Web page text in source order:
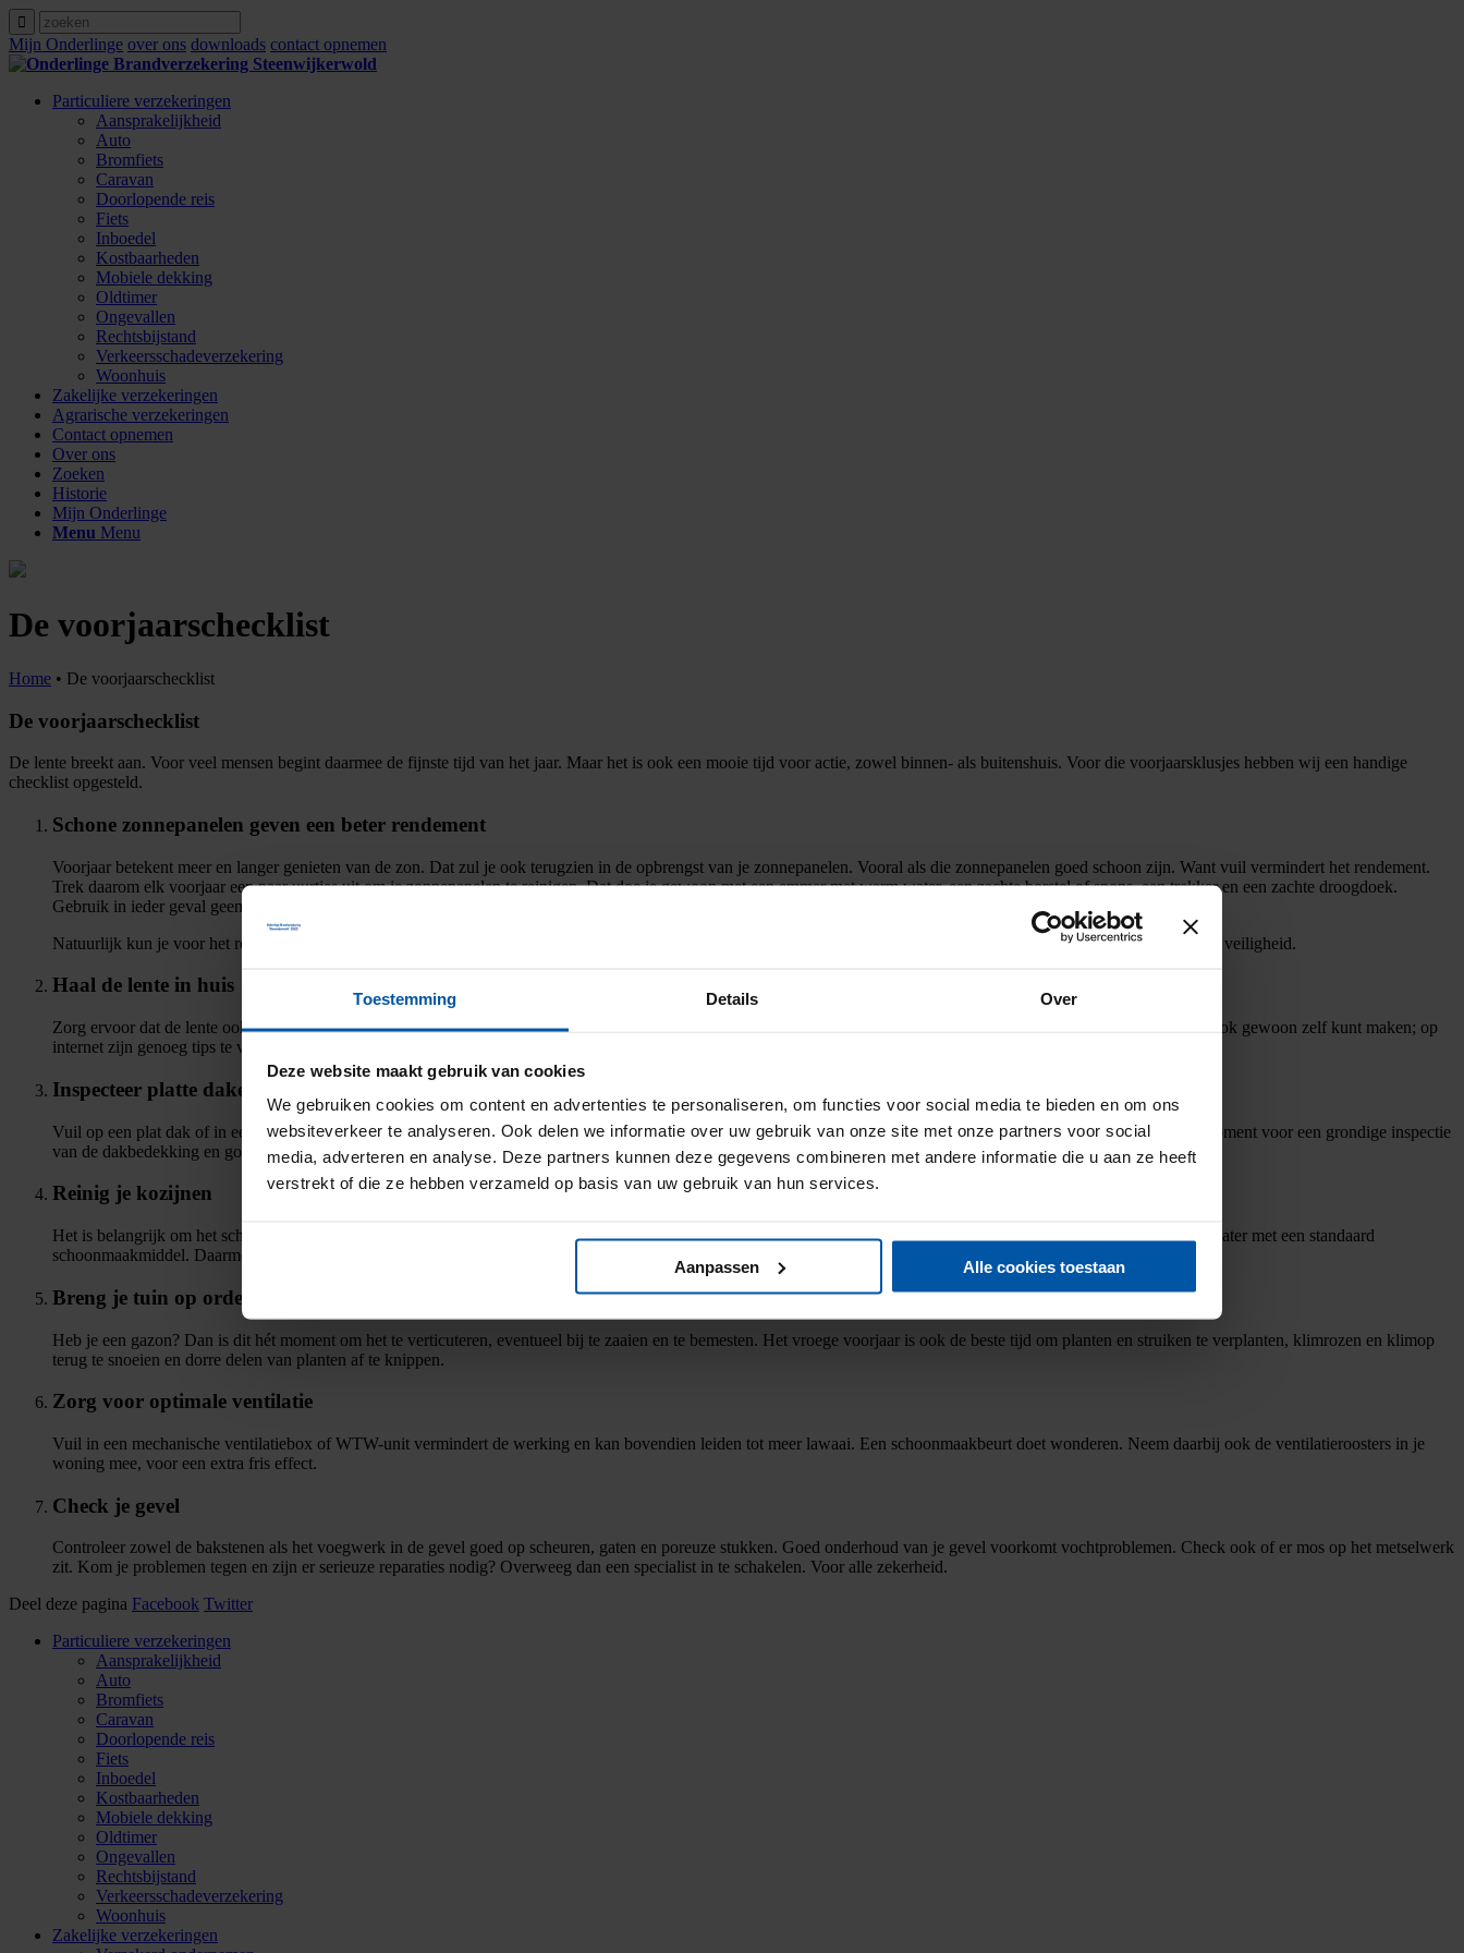
Toestemming Details Over
Deze website maakt gebruik van cookies
We gebruiken cookies om content en advertenties te personaliseren, om functies voor social media te bieden en om ons
websiteverkeer te analyseren. Ook delen we informatie over uw gebruik van onze site met onze partners voor social
media, adverteren en analyse. Deze partners kunnen deze gegevens combineren met andere informatie die u aan ze heeft
verstrekt of die ze hebben verzameld op basis van uw gebruik van hun services.
Aanpassen Alle cookies toestaan
Mijn Onderlinge over ons downloads contact opnemen
Particuliere verzekeringen
Aansprakelijkheid
Auto
Bromfiets
Caravan
Doorlopende reis
Fiets
Inboedel
Kostbaarheden
Mobiele dekking
Oldtimer
Ongevallen
Rechtsbijstand
Verkeersschadeverzekering
Woonhuis
Zakelijke verzekeringen
Agrarische verzekeringen
Contact opnemen
Over ons
Zoeken
Historie
Mijn Onderlinge
Menu Menu
De voorjaarschecklist
Home • De voorjaarschecklist
De voorjaarschecklist
De lente breekt aan. Voor veel mensen begint daarmee de fijnste tijd van het jaar. Maar het is ook een mooie tijd voor actie, zowel binnen- als buitenshuis. Voor die voorjaarsklusjes hebben wij een handige
checklist opgesteld.
Schone zonnepanelen geven een beter rendement
Voorjaar betekent meer en langer genieten van de zon. Dat zul je ook terugzien in de opbrengst van je zonnepanelen. Vooral als die zonnepanelen goed schoon zijn. Want vuil vermindert het rendement.
Trek daarom elk voorjaar een paar uurtjes uit om je zonnepanelen te reinigen. Dat doe je gewoon met een emmer met warm water, een zachte borstel of spons, een trekker en een zachte droogdoek.
Gebruik in ieder geval geen schuurspons, harde borstel, hogedrukspuit of schoonmaakmiddelen, want daardoor kunnen je zonnepanelen beschadigd raken.
Natuurlijk kun je voor het reinigen van je zonnepanelen ook een gespecialiseerd bedrijf inschakelen. Wel zo veilig en makkelijk. We raden dit zeker aan met het oog op de veiligheid.
Haal de lente in huis
Zorg ervoor dat de lente ook binnenshuis voelbaar is. Haal bijvoorbeeld bloemen of bloeiende planten in huis. Maak Pasen extra feestelijk met kleurige decoraties (die je ook gewoon zelf kunt maken; op
internet zijn genoeg tips te vinden). En vrolijk je sierkussens op met katoenen of linnen slopen in frisse lentekleuren.
Inspecteer platte daken en dakgoten
Vuil op een plat dak of in een dakgoot kan leiden tot verstoppingen, die vervolgens op hun beurt lekkages kunnen veroorzaken. Het begin van het voorjaar is een mooi moment voor een grondige inspectie
van de dakbedekking en goten. Maak ze schoon als het nodig is, dat kan veel narigheid schelen.
Reinig je kozijnen
Het is belangrijk om het schilderwerk van je kozijnen goed te controleren en te onderhouden. Geef ze een grondige schoonmaakbeurt, met een zachte vochtige spons en water met een standaard
schoonmaakmiddel. Daarmee bevorder je de levensduur van het schilderwerk. Check meteen of het kitwerk nog in goede staat is.
Breng je tuin op orde
Heb je een gazon? Dan is dit hét moment om het te verticuteren, eventueel bij te zaaien en te bemesten. Het vroege voorjaar is ook de beste tijd om planten en struiken te verplanten, klimrozen en klimop
terug te snoeien en dorre delen van planten af te knippen.
Zorg voor optimale ventilatie
Vuil in een mechanische ventilatiebox of WTW-unit vermindert de werking en kan bovendien leiden tot meer lawaai. Een schoonmaakbeurt doet wonderen. Neem daarbij ook de ventilatieroosters in je
woning mee, voor een extra fris effect.
Check je gevel
Controleer zowel de bakstenen als het voegwerk in de gevel goed op scheuren, gaten en poreuze stukken. Goed onderhoud van je gevel voorkomt vochtproblemen. Check ook of er mos op het metselwerk
zit. Kom je problemen tegen en zijn er serieuze reparaties nodig? Overweeg dan een specialist in te schakelen. Voor alle zekerheid.
Deel deze pagina Facebook Twitter
Particuliere verzekeringen
Aansprakelijkheid
Auto
Bromfiets
Caravan
Doorlopende reis
Fiets
Inboedel
Kostbaarheden
Mobiele dekking
Oldtimer
Ongevallen
Rechtsbijstand
Verkeersschadeverzekering
Woonhuis
Zakelijke verzekeringen